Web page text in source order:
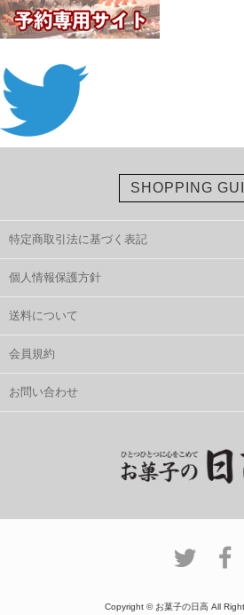
SHOPPING
特定商取引法に基づく表記
個人情報保護方針
送料について
会員規約
お問い合わせ
Copyright © お菓子の日高 All